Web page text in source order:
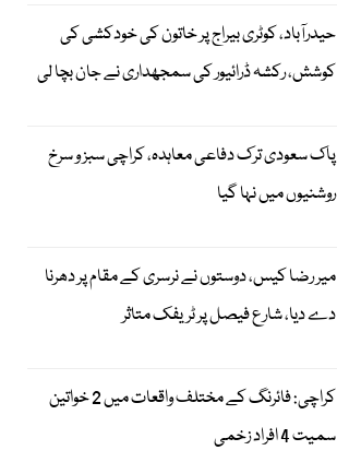
حیدرآباد، کوٹری بیراج پر خاتون کی خودکشی کی
کوشش، رکشہ ڈرائیور کی سمجھداری نے جان بچا لی
پاک سعودی ترک دفاعی معاہدہ، کراچی سبز و سرخ
روشنیوں میں نہا گیا
میر رضا کیس، دوستوں نے نرسری کے مقام پر دھرنا
دے دیا، شارع فیصل پر ٹریفک متاثر
کراچی: فائرنگ کے مختلف واقعات میں 2 خواتین
سمیت 4 افراد زخمی